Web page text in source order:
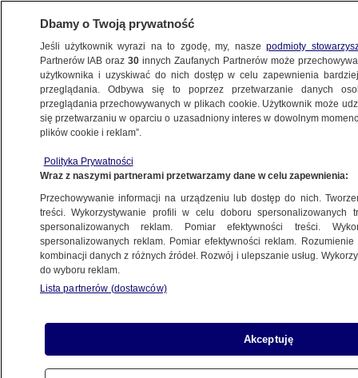
OSCARY
Zdobywca Oscara zginął w wypadku
motocyklowym
KULTURA I STYL
Polacy docenieni przez amerykańską
Akademię Filmową
KULTURA I STYL
Rusza festiwal w Cannes. Cztery
rzeczy, które warto wiedzieć
Dbamy o Twoją prywatność
Jeśli użytkownik wyrazi na to zgodę, my, naszepodmioty
Partnerów IAB oraz30 innych Zaufanych Partnerów może
użytkownika i uzyskiwać do nich dostęp w celu zapewnienia
przeglądania. Odbywa się to poprzez przetwarzanie danych
przeglądania przechowywanych w plikach cookie. Użytkownik może
się przetwarzaniu w oparciu o uzasadniony interes w dowolnym
plików cookie i reklam”.
Polityka Prywatności
Wraz z naszymi partnerami przetwarzamy dane w celu zapewnienia:
Przechowywanie informacji na urządzeniu lub dostęp do nich.
treści. Wykorzystywanie profili w celu doboru spersonalizowanych
spersonalizowanych reklam. Pomiar efektywności treści.
spersonalizowanych reklam. Pomiar efektywności reklam.
kombinacji danych z różnych źródeł. Rozwój i ulepszanie usług.
do wyboru reklam.
Lista partnerów (dostawców)
Akceptuję